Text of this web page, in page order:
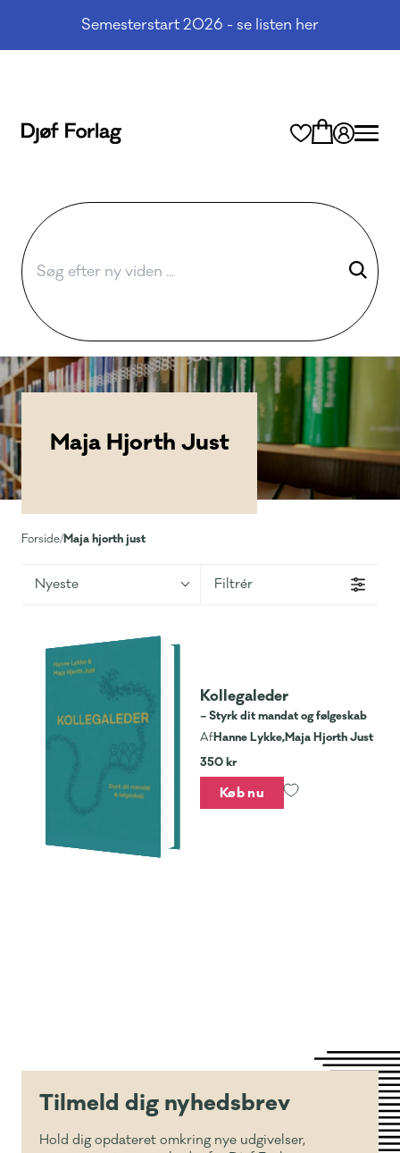
Semesterstart 2026 - se listen her
Maja Hjorth Just
Forside/Maja hjorth just
Nyeste Filtrér
Kollegaleder
– Styrk dit mandat og følgeskab
AfHanne Lykke,Maja Hjorth Just
350 kr
Køb nu
Tilmeld dig nyhedsbrev
Hold dig opdateret omkring nye udgivelser,